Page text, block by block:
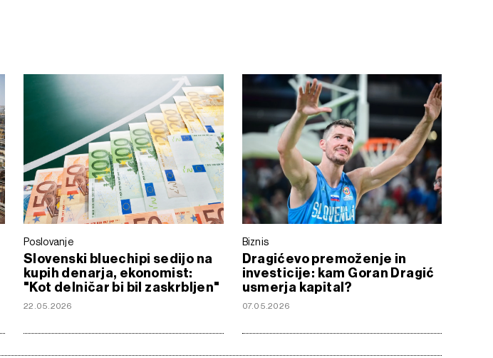
Poslovanje
Slovenski bluechipi sedijo na
kupih denarja, ekonomist:
"Kot delničar bi bil zaskrbljen"
22.05.2026
Biznis
Dragićevo premoženje in
investicije: kam Goran Dragić
usmerja kapital?
07.05.2026